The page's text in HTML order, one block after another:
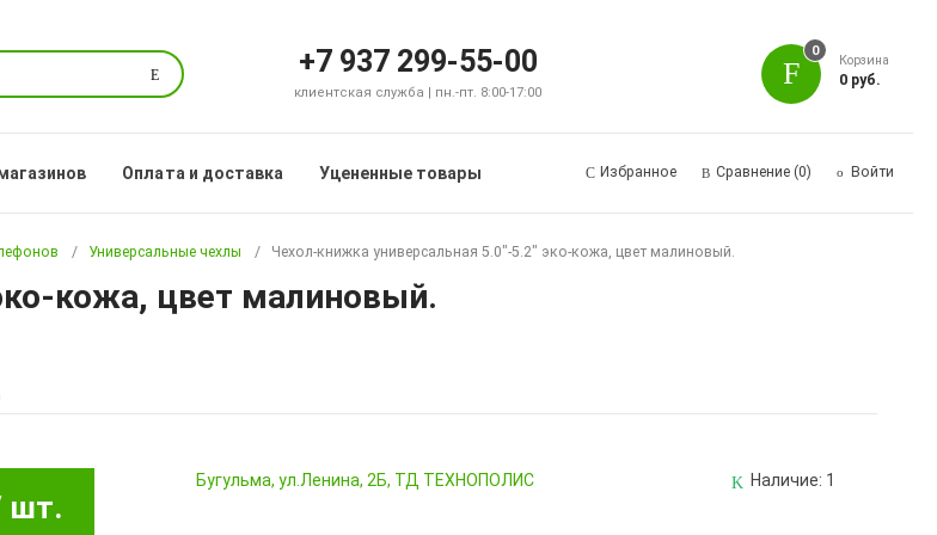
Поиск +7 937 299-55-00
клиентская служба | пн.-пт. 8:00-17:00
0
Корзина
0 руб.
Оплата и доставка Уцененные товары Избранное Сравнение (0) Войти
Универсальные чехлы Чехол-книжка универсальная 5.0"-5.2" эко-кожа, цвет малиновый.
кожа, цвет малиновый.
шт.
Бугульма, ул.Ленина, 2Б, ТД ТЕХНОПОЛИС Наличие: 1